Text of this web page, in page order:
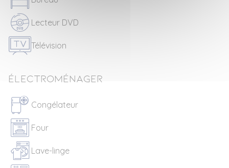
Lecteur DVD
Télévision
Électroménager
Congélateur
Four
Lave-linge